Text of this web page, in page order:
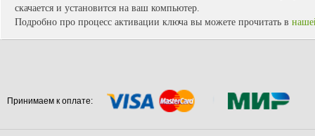
скачается и установится на ваш компьютер.
Подробно про процесс активации ключа вы можете прочитать в
Принимаем к оплате: